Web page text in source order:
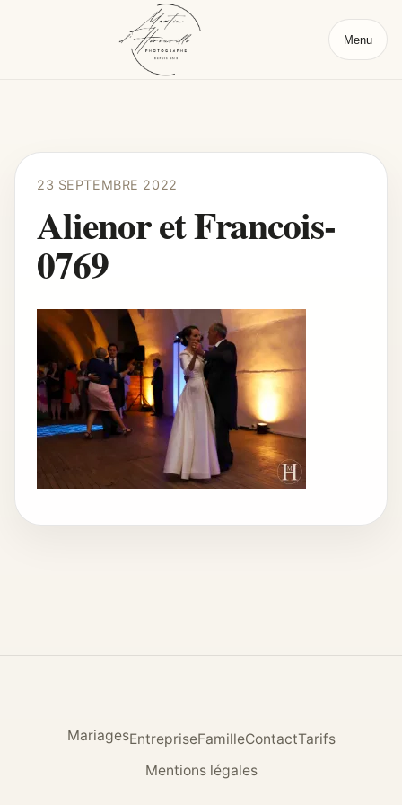
Menu
23 SEPTEMBRE 2022
Alienor et Francois-
0769
MariagesEntrepriseFamilleContactTarifs
Mentions légales